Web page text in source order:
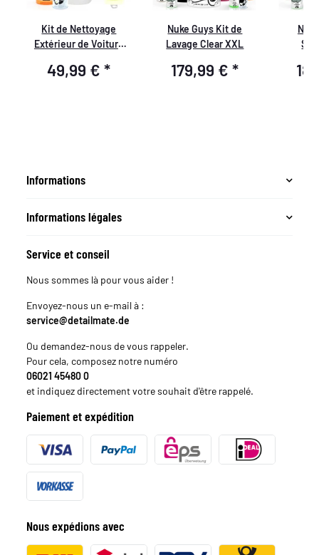
Kit de Nettoyage
Extérieur de Voiture
49,99 €*
Nuke Guys Kit de
Lavage Clear XXL
179,99 €*
Informations
Informations légales
Service et conseil
Nous sommes là pour vous aider !
Envoyez-nous un e-mail à :
service@detailmate.de
Ou demandez-nous de vous rappeler.
Pour cela, composez notre numéro
06021 45480 0
et indiquez directement votre souhait d'être rappelé.
Paiement et expédition
Nous expédions avec